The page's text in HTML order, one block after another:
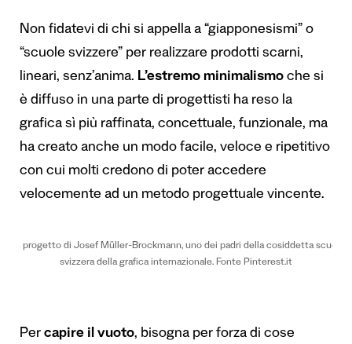
Non fidatevi di chi si appella a “giapponesismi” o
“scuole svizzere” per realizzare prodotti scarni,
lineari, senz’anima. L’estremo minimalismo che si
è diffuso in una parte di progettisti ha reso la
grafica sì più raffinata, concettuale, funzionale, ma
ha creato anche un modo facile, veloce e ripetitivo
con cui molti credono di poter accedere
velocemente ad un metodo progettuale vincente.
Un progetto di Josef Müller-Brockmann, uno dei padri della cosiddetta scuola
svizzera della grafica internazionale. Fonte Pinterest.it
Per capire il vuoto, bisogna per forza di cose